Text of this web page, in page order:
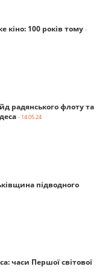
кіно: 100 років тому -
радянського флоту та
- 14.05.24
підводного
часи Першої світової